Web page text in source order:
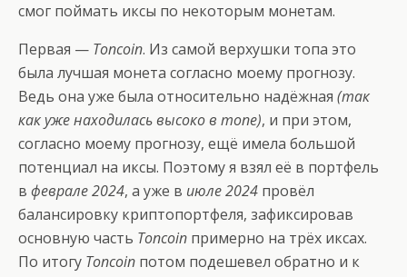
смог поймать иксы по некоторым монетам.
Первая — Toncoin. Из самой верхушки топа это
была лучшая монета согласно моему прогнозу.
Ведь она уже была относительно надёжная (так
как уже находилась высоко в топе), и при этом,
согласно моему прогнозу, ещё имела большой
потенциал на иксы. Поэтому я взял её в портфель
в феврале 2024, а уже в июле 2024 провёл
балансировку криптопортфеля, зафиксировав
основную часть Toncoin примерно на трёх иксах.
По итогу Toncoin потом подешевел обратно и к